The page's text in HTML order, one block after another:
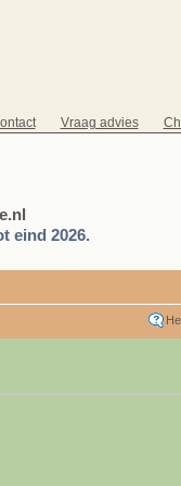
Vraag advies
eind 2026.